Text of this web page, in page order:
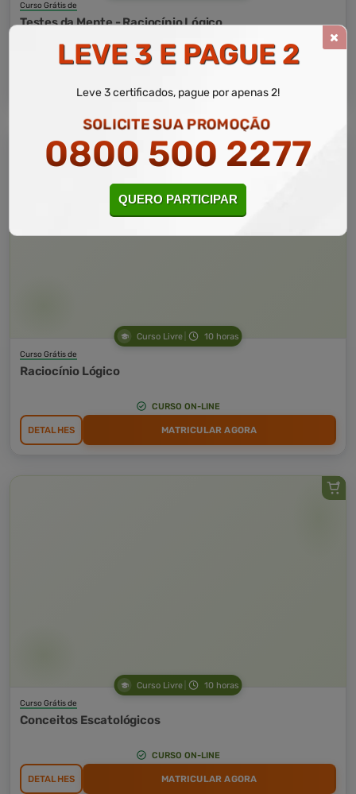
Curso Grátis de
Testes da Mente - Raciocínio Lógico
CURSO ON-LINE
Curso Livre 10 horas
Curso Grátis de
Raciocínio Lógico
CURSO ON-LINE
DETALHES MATRICULAR AGORA
Curso Livre 10 horas
Curso Grátis de
Conceitos Escatológicos
CURSO ON-LINE
DETALHES MATRICULAR AGORA
LEVE 3 E PAGUE 2
Leve 3 certificados, pague por apenas 2!
SOLICITE SUA PROMOÇÃO
0800 500 2277
QUERO PARTICIPAR